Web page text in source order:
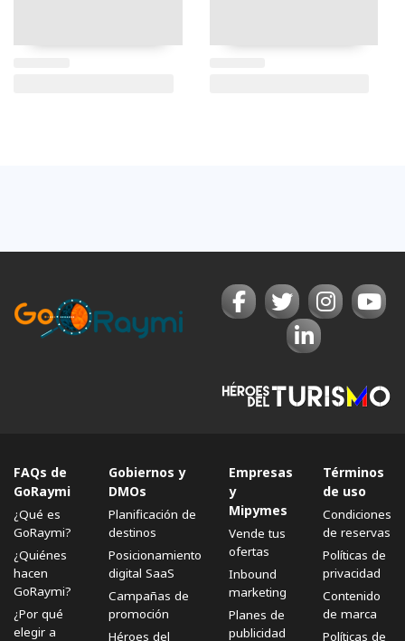
FAQs de
GoRaymi
¿Qué es
GoRaymi?
¿Quiénes
hacen
GoRaymi?
¿Por qué
elegir a
Gobiernos y
DMOs
Planificación de
destinos
Posicionamiento
digital SaaS
Campañas de
promoción
Héroes del
Empresas
y
Mipymes
Vende tus
ofertas
Inbound
marketing
Planes de
publicidad
Términos
de uso
Condiciones
de reservas
Políticas de
privacidad
Contenido
de marca
Políticas de